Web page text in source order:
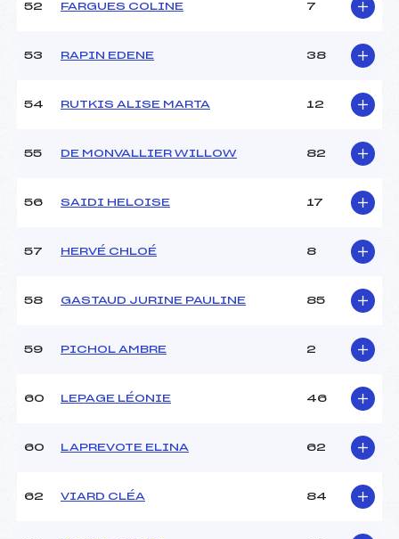
52 FARGUES COLINE 7
53 RAPIN EDENE 38
54 RUTKIS ALISE MARTA 12
55 DE MONVALLIER WILLOW 82
56 SAIDI HELOISE 17
57 HERVÉ CHLOÉ 8
58 GASTAUD JURINE PAULINE 85
59 PICHOL AMBRE 2
60 LEPAGE LÉONIE 46
60 LAPREVOTE ELINA 62
62 VIARD CLÉA 84